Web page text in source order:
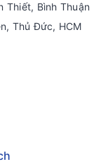
Thiết, Bình Thuận
Thủ Đức, HCM